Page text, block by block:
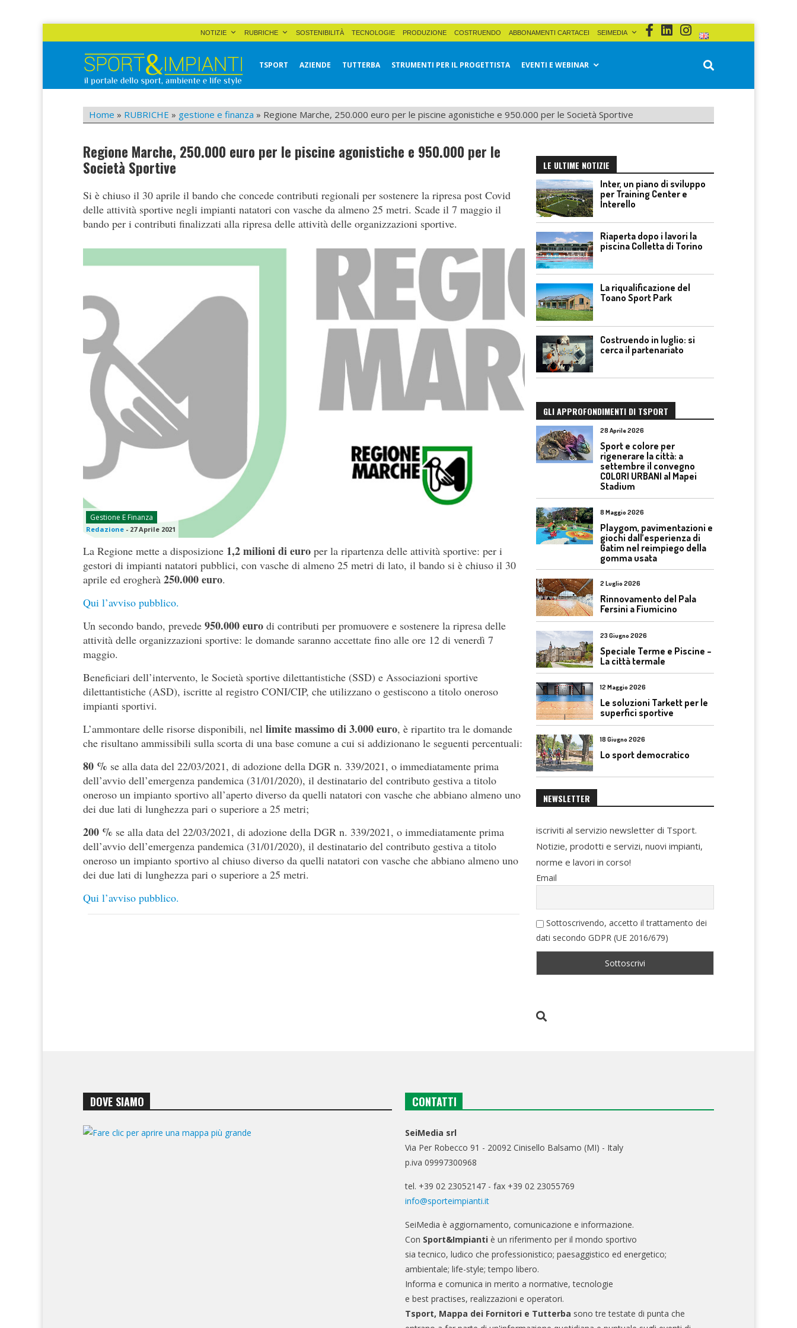
NOTIZIE RUBRICHE SOSTENIBILITÀ TECNOLOGIE PRODUZIONE COSTRUENDO ABBONAMENTI CARTACEI SEIMEDIA
Sport&Impianti
TSPORT AZIENDE TUTTERBA STRUMENTI PER IL PROGETTISTA EVENTI E WEBINAR
Home » RUBRICHE » gestione e finanza » Regione Marche, 250.000 euro per le piscine agonistiche e 950.000 per le Società Sportive
Regione Marche, 250.000 euro per le piscine agonistiche e 950.000 per le
Società Sportive
Si è chiuso il 30 aprile il bando che concede contributi regionali per sostenere la ripresa post Covid
delle attività sportive negli impianti natatori con vasche da almeno 25 metri. Scade il 7 maggio il
bando per i contributi finalizzati alla ripresa delle attività delle organizzazioni sportive.
Gestione E Finanza
Redazione - 27 Aprile 2021
La Regione mette a disposizione 1,2 milioni di euro per la ripartenza delle attività sportive: per i
gestori di impianti natatori pubblici, con vasche di almeno 25 metri di lato, il bando si è chiuso il 30
aprile ed erogherà 250.000 euro.
Qui l’avviso pubblico.
Un secondo bando, prevede 950.000 euro di contributi per promuovere e sostenere la ripresa delle
attività delle organizzazioni sportive: le domande saranno accettate fino alle ore 12 di venerdì 7
maggio.
Beneficiari dell’intervento, le Società sportive dilettantistiche (SSD) e Associazioni sportive
dilettantistiche (ASD), iscritte al registro CONI/CIP, che utilizzano o gestiscono a titolo oneroso
impianti sportivi.
L’ammontare delle risorse disponibili, nel limite massimo di 3.000 euro, è ripartito tra le domande
che risultano ammissibili sulla scorta di una base comune a cui si addizionano le seguenti percentuali:
80 % se alla data del 22/03/2021, di adozione della DGR n. 339/2021, o immediatamente prima
dell’avvio dell’emergenza pandemica (31/01/2020), il destinatario del contributo gestiva a titolo
oneroso un impianto sportivo all’aperto diverso da quelli natatori con vasche che abbiano almeno uno
dei due lati di lunghezza pari o superiore a 25 metri;
200 % se alla data del 22/03/2021, di adozione della DGR n. 339/2021, o immediatamente prima
dell’avvio dell’emergenza pandemica (31/01/2020), il destinatario del contributo gestiva a titolo
oneroso un impianto sportivo al chiuso diverso da quelli natatori con vasche che abbiano almeno uno
dei due lati di lunghezza pari o superiore a 25 metri.
Qui l’avviso pubblico.
LE ULTIME NOTIZIE
Inter, un piano di sviluppo
per Training Center e
Interello
Riaperta dopo i lavori la
piscina Colletta di Torino
La riqualificazione del
Toano Sport Park
Costruendo in luglio: si
cerca il partenariato
GLI APPROFONDIMENTI DI TSPORT
28 Aprile 2026
Sport e colore per
rigenerare la città: a
settembre il convegno
COLORI URBANI al Mapei
Stadium
8 Maggio 2026
Playgom, pavimentazioni e
giochi dall’esperienza di
Gatim nel reimpiego della
gomma usata
2 Luglio 2026
Rinnovamento del Pala
Fersini a Fiumicino
23 Giugno 2026
Speciale Terme e Piscine –
La città termale
12 Maggio 2026
Le soluzioni Tarkett per le
superfici sportive
18 Giugno 2026
Lo sport democratico
NEWSLETTER
iscriviti al servizio newsletter di Tsport.
Notizie, prodotti e servizi, nuovi impianti,
norme e lavori in corso!
Email
Sottoscrivendo, accetto il trattamento dei
dati secondo GDPR (UE 2016/679)
DOVE SIAMO CONTATTI
SeiMedia srl
Via Per Robecco 91 - 20092 Cinisello Balsamo (MI) - Italy
p.iva 09997300968
tel. +39 02 23052147 - fax +39 02 23055769
info@sporteimpianti.it
SeiMedia è aggiornamento, comunicazione e informazione.
Con Sport&Impianti è un riferimento per il mondo sportivo
sia tecnico, ludico che professionistico; paesaggistico ed energetico;
ambientale; life-style; tempo libero.
Informa e comunica in merito a normative, tecnologie
e best practises, realizzazioni e operatori.
Tsport, Mappa dei Fornitori e Tutterba sono tre testate di punta che